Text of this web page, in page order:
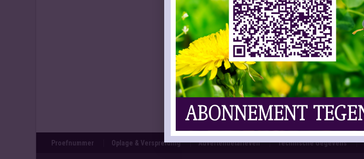
Proefnummer Oplage & Verspreiding Advertentietarieven Technische Gegevens